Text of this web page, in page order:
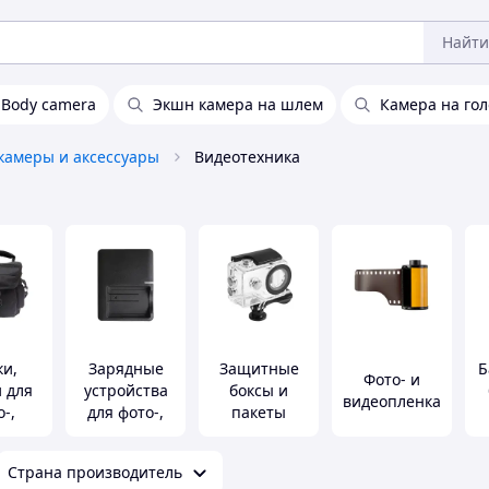
Найти
Body camera Экшн камера на шлем Камера на
и аксессуары Видеотехника
,
Зарядные
устройства
для фото-,
Защитные
боксы и
пакеты
Фото- и
видеопленка
Страна производитель